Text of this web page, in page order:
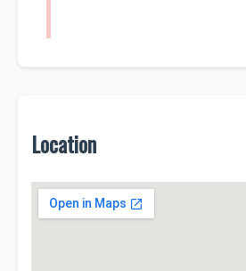
Location